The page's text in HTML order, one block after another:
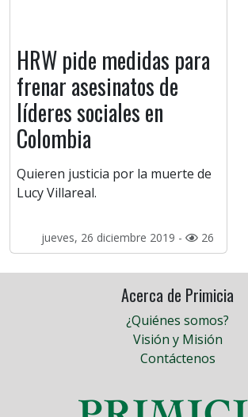
HRW pide medidas para
frenar asesinatos de
líderes sociales en
Colombia
Quieren justicia por la muerte de
Lucy Villareal.
jueves, 26 diciembre 2019 - 26
Acerca de Primicia
¿Quiénes somos?
Visión y Misión
Contáctenos